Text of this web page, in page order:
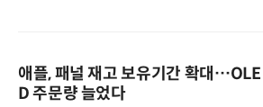
애플, 패널 재고 보유기간 확대…OLE
D 주문량 늘었다